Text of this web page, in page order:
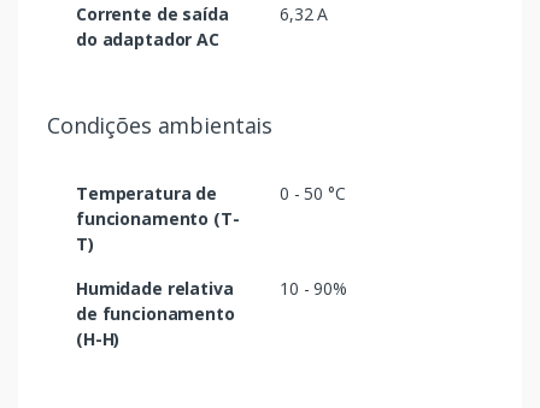
Corrente de saída
do adaptador AC
6,32 A
Condições ambientais
Temperatura de
funcionamento (T-
T)
0 - 50 °C
Humidade relativa
de funcionamento
(H-H)
10 - 90%